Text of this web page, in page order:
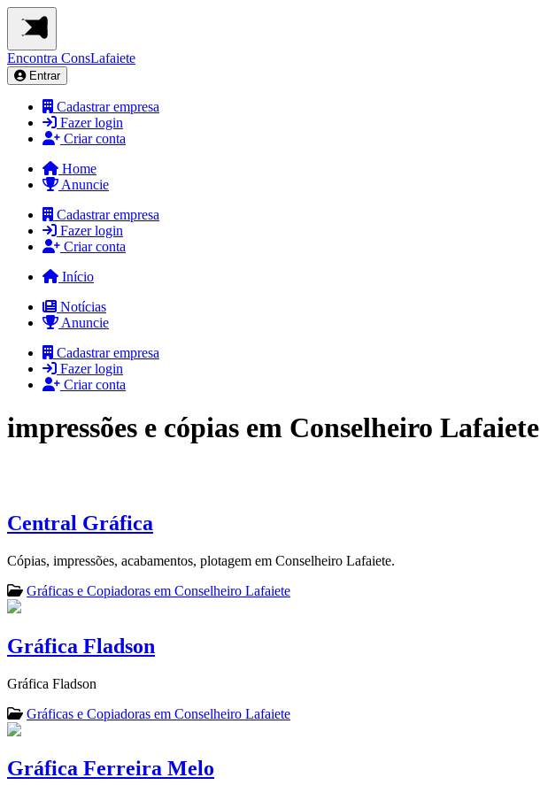
Encontra ConsLafaiete
Entrar
Cadastrar empresa
Fazer login
Criar conta
Home
Anuncie
Cadastrar empresa
Fazer login
Criar conta
Início
Notícias
Anuncie
Cadastrar empresa
Fazer login
Criar conta
impressões e cópias em Conselheiro Lafaiete
Central Gráfica
Cópias, impressões, acabamentos, plotagem em Conselheiro Lafaiete.
Gráficas e Copiadoras em Conselheiro Lafaiete
Gráfica Fladson
Gráfica Fladson
Gráficas e Copiadoras em Conselheiro Lafaiete
Gráfica Ferreira Melo